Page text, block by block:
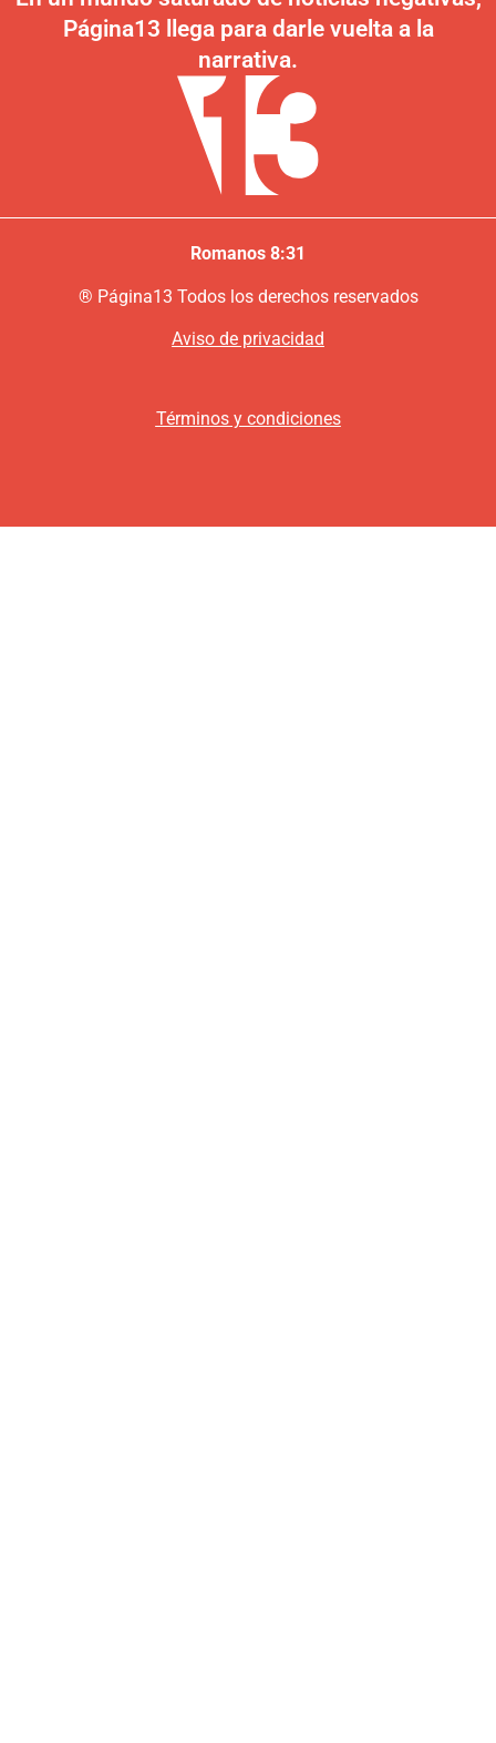
Página13 llega para darle vuelta a la
narrativa.
Romanos 8:31
® Página13 Todos los derechos reservados
Aviso de privacidad
Términos y condiciones